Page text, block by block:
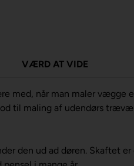
VÆRD AT VIDE
med, når man maler vægge
til maling af udendørs
den ud ad døren. Skaftet